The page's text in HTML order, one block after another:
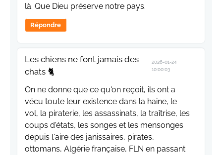
là. Que Dieu préserve notre pays.
Répondre
Les chiens ne font jamais des
chats 🐈
2026-01-24
10:00:03
On ne donne que ce qu'on reçoit, ils ont a
vécu toute leur existence dans la haine, le
vol, la piraterie, les assassinats, la traîtrise, les
coups d'états, les songes et les mensonges
depuis l'aire des janissaires, pirates,
ottomans, Algérie française, FLN en passant